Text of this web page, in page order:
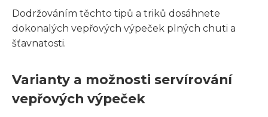
Dodržováním těchto tipů a triků dosáhnete
dokonalých vepřových výpeček plných chuti a
šťavnatosti.
Varianty a možnosti servírování
vepřových výpeček